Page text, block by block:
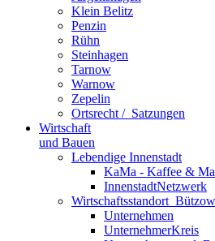
Klein Belitz
Penzin
Rühn
Steinhagen
Tarnow
Warnow
Zepelin
Ortsrecht / ­ Satzungen
Wirtschaft
und Bauen
Lebendige Innenstadt
KaMa - Kaffee &
InnenstadtNetzwerk
Wirtschaftsstand­ort ­ Bützow
Unternehmen
UnternehmerKreis